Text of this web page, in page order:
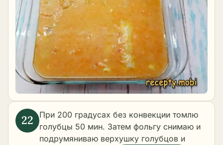
При 200 градусах без конвекции томлю
голубцы 50 мин. Затем фольгу снимаю и
подрумяниваю верхушку голубцов и